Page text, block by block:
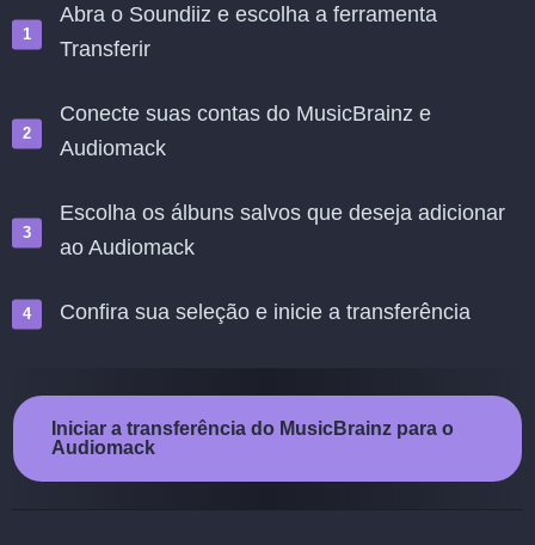
Abra o Soundiiz e escolha a ferramenta
Transferir
Conecte suas contas do MusicBrainz e
Audiomack
Escolha os álbuns salvos que deseja adicionar
ao Audiomack
Confira sua seleção e inicie a transferência
Iniciar a transferência do MusicBrainz para o
Audiomack